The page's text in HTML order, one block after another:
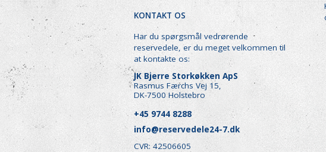
KONTAKT OS
Har du spørgsmål vedrørende
reservedele, er du meget velkommen til
at kontakte os:
JK Bjerre Storkøkken ApS
Rasmus Færchs Vej 15,
DK-7500 Holstebro
+45 9744 8288
info@reservedele24-7.dk
CVR: 42506605